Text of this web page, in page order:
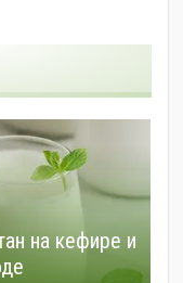
на кефире и